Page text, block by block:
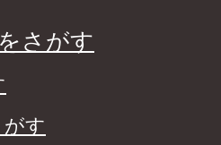
さがす
す